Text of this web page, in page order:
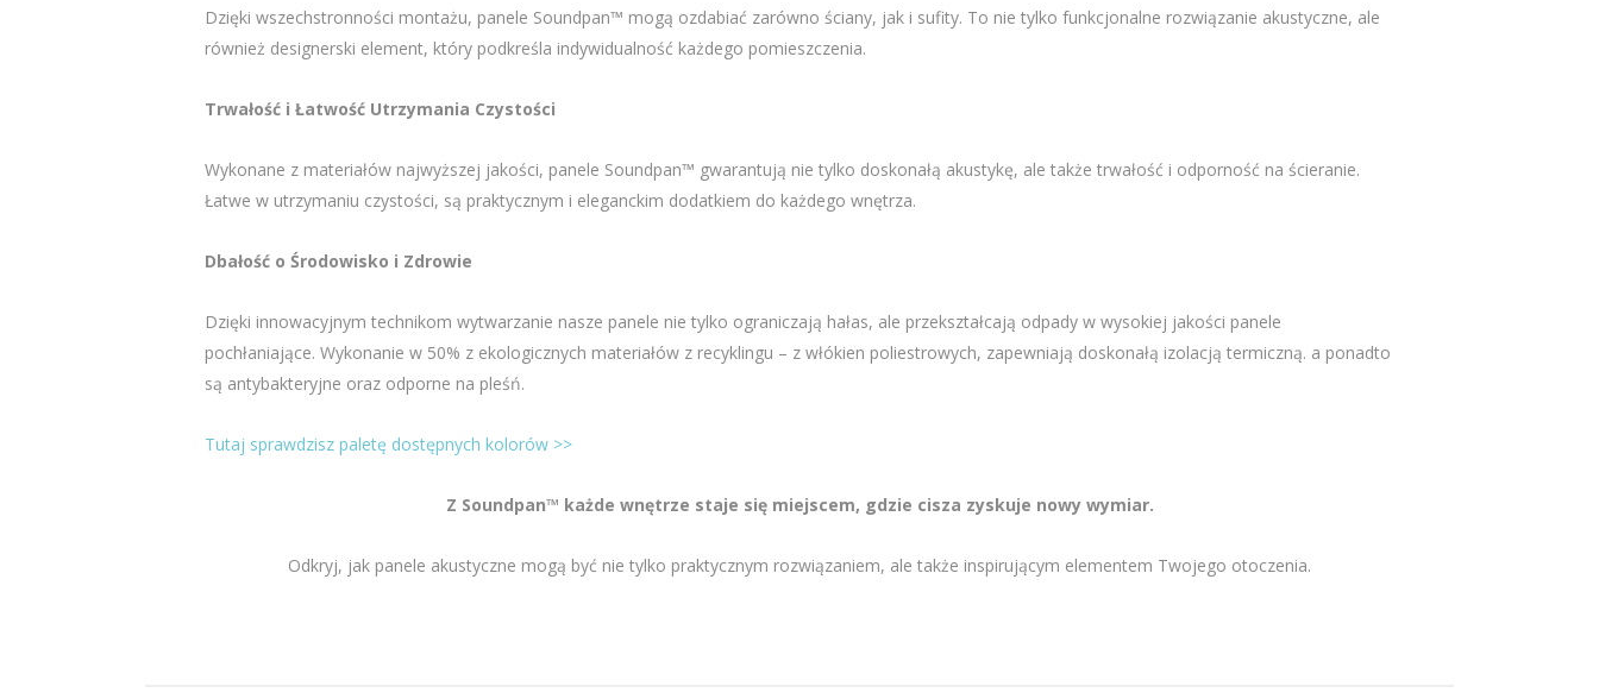
Dzięki wszechstronności montażu, panele Soundpan™ mogą ozdabiać zarówno ściany, jak i sufity. To nie tylko funkcjonalne rozwiązanie akustyczne, ale
również designerski element, który podkreśla indywidualność każdego pomieszczenia.
Trwałość i Łatwość Utrzymania Czystości
Wykonane z materiałów najwyższej jakości, panele Soundpan™ gwarantują nie tylko doskonałą akustykę, ale także trwałość i odporność na ścieranie.
Łatwe w utrzymaniu czystości, są praktycznym i eleganckim dodatkiem do każdego wnętrza.
Dbałość o Środowisko i Zdrowie
Dzięki innowacyjnym technikom wytwarzanie nasze panele nie tylko ograniczają hałas, ale przekształcają odpady w wysokiej jakości panele
pochłaniające. Wykonanie w 50% z ekologicznych materiałów z recyklingu – z włókien poliestrowych, zapewniają doskonałą izolacją termiczną. a ponadto
są antybakteryjne oraz odporne na pleśń.
Tutaj sprawdzisz paletę dostępnych kolorów >>
Z Soundpan™ każde wnętrze staje się miejscem, gdzie cisza zyskuje nowy wymiar.
Odkryj, jak panele akustyczne mogą być nie tylko praktycznym rozwiązaniem, ale także inspirującym elementem Twojego otoczenia.